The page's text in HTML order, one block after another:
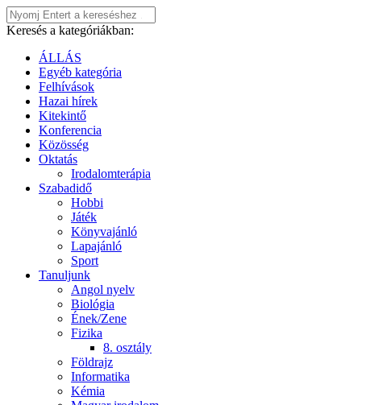
Keresés a kategóriákban:
ÁLLÁS
Egyéb kategória
Felhívások
Hazai hírek
Kitekintő
Konferencia
Közösség
Oktatás
Irodalomterápia
Szabadidő
Hobbi
Játék
Könyvajánló
Lapajánló
Sport
Tanuljunk
Angol nyelv
Biológia
Ének/Zene
Fizika
8. osztály
Földrajz
Informatika
Kémia